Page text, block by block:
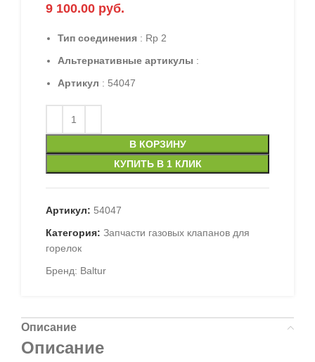
9 100.00 руб.
Тип соединения : Rp 2
Альтернативные артикулы :
Артикул : 54047
В КОРЗИНУ
КУПИТЬ В 1 КЛИК
Артикул: 54047
Категория: Запчасти газовых клапанов для
горелок
Бренд: Baltur
Описание
Описание